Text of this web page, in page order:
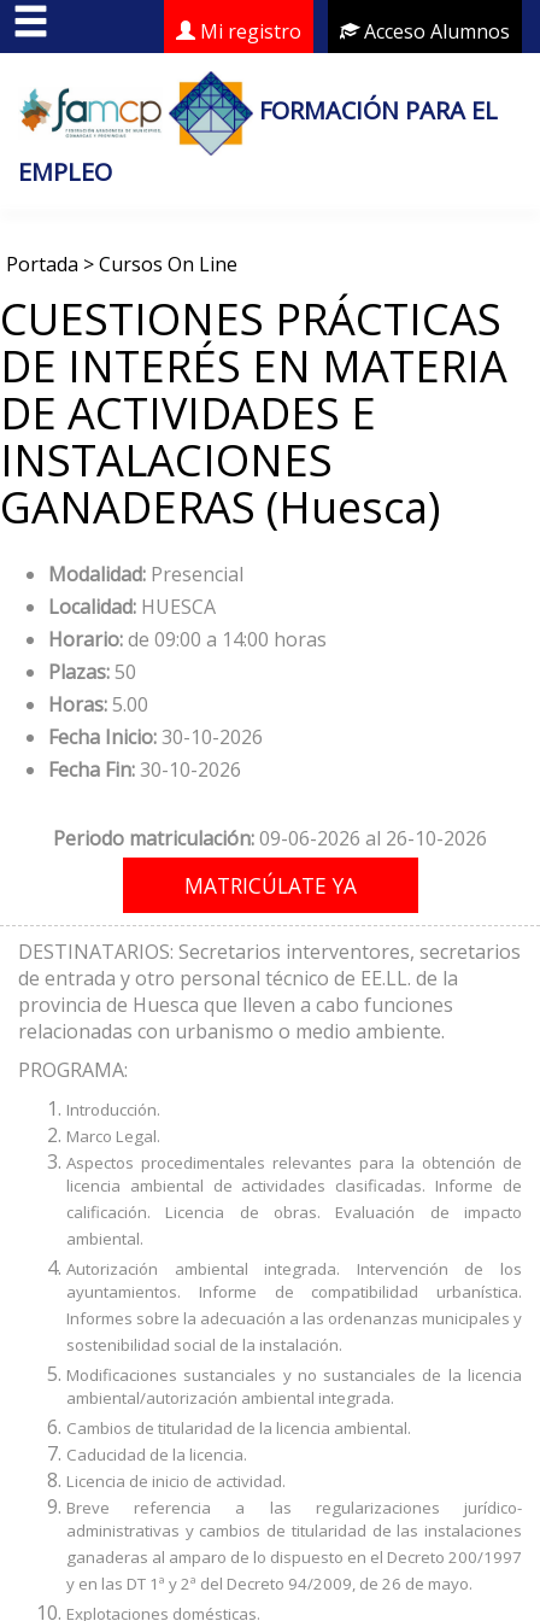
Acceso Alumnos
Mi registro
FORMACIÓN PARA EL
EMPLEO
Portada >Cursos On Line
CUESTIONES PRÁCTICAS
DE INTERÉS EN MATERIA
DE ACTIVIDADES E
INSTALACIONES
GANADERAS (Huesca)
Modalidad: Presencial
Localidad: HUESCA
Horario:de 09:00 a 14:00 horas
Plazas:50
Horas:5.00
Fecha Inicio:30-10-2026
Fecha Fin:30-10-2026
Periodo matriculación:09-06-2026 al 26-10-2026
DESTINATARIOS: Secretarios interventores, secretarios
de entrada y otro personal técnico de EE.LL. de la
provincia de Huesca que lleven a cabo funciones
relacionadas con urbanismo o medio ambiente.
PROGRAMA:
Introducción.
Marco Legal.
Aspectos procedimentales relevantes para la obtención de
licencia ambiental de actividades clasificadas. Informe de
calificación. Licencia de obras. Evaluación de impacto
ambiental.
Autorización ambiental integrada. Intervención de los
ayuntamientos. Informe de compatibilidad urbanística.
Informes sobre la adecuación a las ordenanzas municipales y
sostenibilidad social de la instalación.
Modificaciones sustanciales y no sustanciales de la licencia
ambiental/autorización ambiental integrada.
Cambios de titularidad de la licencia ambiental.
Caducidad de la licencia.
Licencia de inicio de actividad.
Breve referencia a las regularizaciones jurídico-
administrativas y cambios de titularidad de las instalaciones
ganaderas al amparo de lo dispuesto en el Decreto 200/1997
y en las DT 1ª y 2ª del Decreto 94/2009, de 26 de mayo.
Explotaciones domésticas.